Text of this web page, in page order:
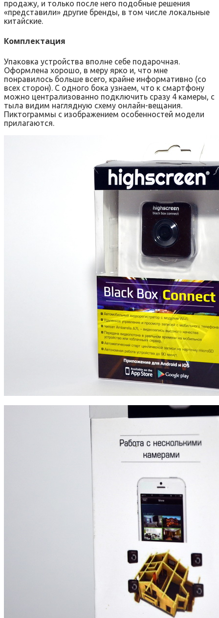
продажу, и только после него подобные решения
«представили» другие бренды, в том числе локальные
китайские.
Комплектация
Упаковка устройства вполне себе подарочная.
Оформлена хорошо, в меру ярко и, что мне
понравилось больше всего, крайне информативно (со
всех сторон). С одного бока узнаем, что к смартфону
можно централизованно подключить сразу 4 камеры, с
тыла видим наглядную схему онлайн-вещания.
Пиктограммы с изображением особенностей модели
прилагаются.